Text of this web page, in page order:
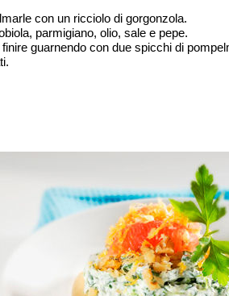
con un ricciolo di gorgonzola.
parmigiano, olio, sale e pepe.
guarnendo con due spicchi di